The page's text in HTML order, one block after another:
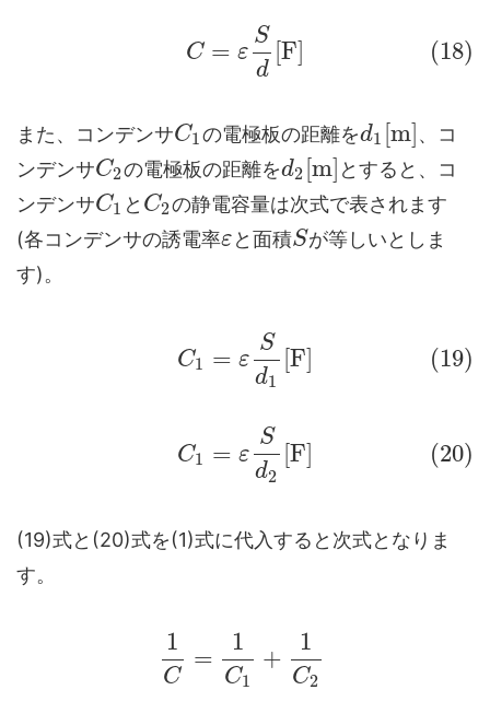
C = ε
S
d
[F] (18)
また、コンデンサC1の電極板の距離をd1 [m] 、コ
ンデンサC2の電極板の距離をd2 [m] とすると、コ
ンデンサC1 と C2の静電容量は次式で表されます
(各コンデンサの誘電率εと面積Sが等しいとしま
す)。
C1
C1
=
=
ε
S
d1
[F]
ε
S
d2
[F]
(19)
(20)
(19)式と(20)式を(1)式に代入すると次式となりま
す。
1
C
=
1
C1
+
1
C2